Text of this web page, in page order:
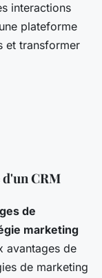
interactions
plateforme
et transformer
CRM
de
marketing
avantages de
de marketing